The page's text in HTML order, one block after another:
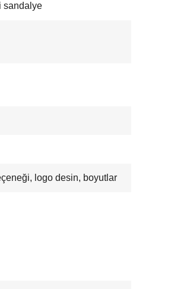
sandalye
logo desin, boyutlar